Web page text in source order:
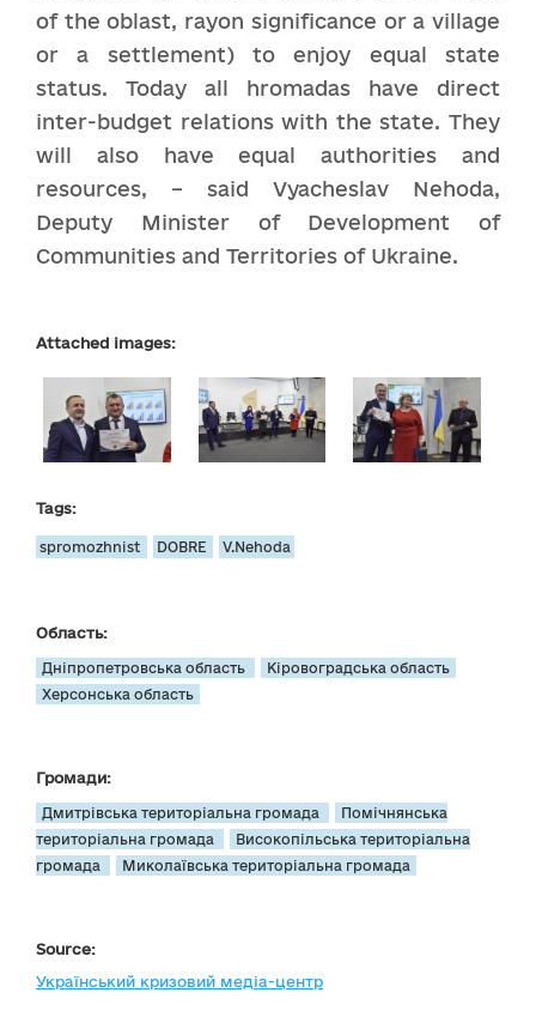
of the oblast, rayon significance or a village
or a settlement) to enjoy equal state
status. Today all hromadas have direct
inter-budget relations with the state. They
will also have equal authorities and
resources, – said Vyacheslav Nehoda,
Deputy Minister of Development of
Communities and Territories of Ukraine.
Attached images:
Tags:
spromozhnist DOBRE V.Nehoda
Область:
Дніпропетровська область
Кіровоградська область
Херсонська область
Громади:
Дмитрівська територіальна громада
Помічнянська
територіальна громада
Високопільська територіальна
громада
Миколаївська територіальна громада
Source:
Український кризовий медіа-центр